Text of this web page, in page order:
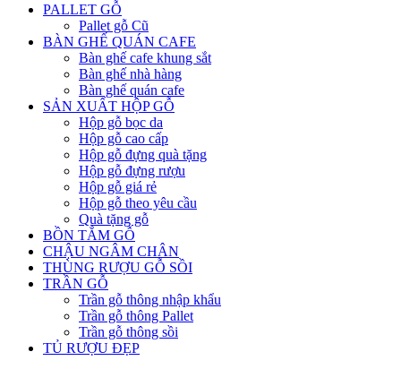
PALLET GỖ
Pallet gỗ Cũ
BÀN GHẾ QUÁN CAFE
Bàn ghế cafe khung sắt
Bàn ghế nhà hàng
Bàn ghế quán cafe
SẢN XUẤT HỘP GỖ
Hộp gỗ bọc da
Hộp gỗ cao cấp
Hộp gỗ đựng quà tặng
Hộp gỗ đựng rượu
Hộp gỗ giá rẻ
Hộp gỗ theo yêu cầu
Quà tặng gỗ
BỒN TẮM GỖ
CHẬU NGÂM CHÂN
THÙNG RƯỢU GỖ SỒI
TRẦN GỖ
Trần gỗ thông nhập khẩu
Trần gỗ thông Pallet
Trần gỗ thông sồi
TỦ RƯỢU ĐẸP